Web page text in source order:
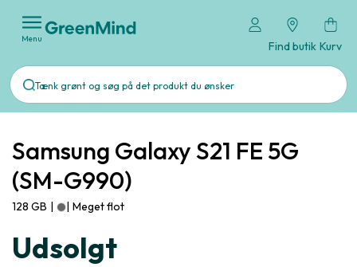
Menu
Find butik Kurv
Samsung Galaxy S21 FE 5G
(SM-G990)
128 GB | | Meget flot
Udsolgt